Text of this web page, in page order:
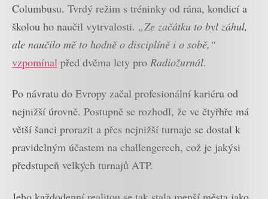
Columbusu. Tvrdý režim s tréninky od rána, kondicí a
školou ho naučil vytrvalosti. „Ze začátku to byl záhul,
ale naučilo mě to hodně o disciplíně i o sobě,“
vzpomínal před dvěma lety pro Radiožurnál.
Po návratu do Evropy začal profesionální kariéru od
nejnižší úrovně. Postupně se rozhodl, že ve čtyřhře má
větší šanci prorazit a přes nejnižší turnaje se dostal k
pravidelným účastem na challengerech, což je jakýsi
předstupeň velkých turnajů ATP.